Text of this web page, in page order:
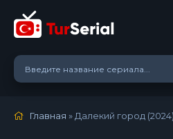
Главная » Далекий город (2024)